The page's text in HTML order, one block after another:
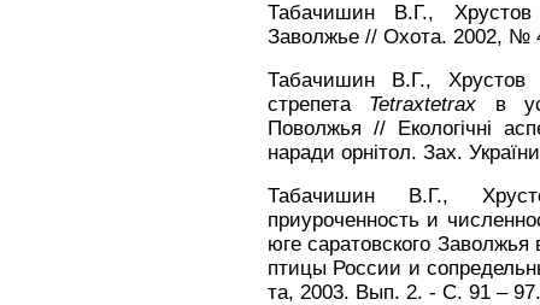
Табачишин В.Г.,
Заволжье // Охота. 2002, №
Табачишин В.Г., Хрустов
стрепета Tetraxtetrax в
Поволжья // Екологiчнi
наради орнiтол. Зах.
Табачишин В.Г.,
приуроченность и
юге саратовского
птицы России и
та, 2003. Вып. 2. - С. 91 – 97.